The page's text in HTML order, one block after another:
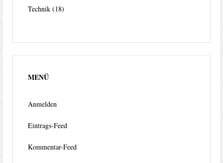
Technik (18)
MENÜ
Anmelden
Eintrags-Feed
Kommentar-Feed